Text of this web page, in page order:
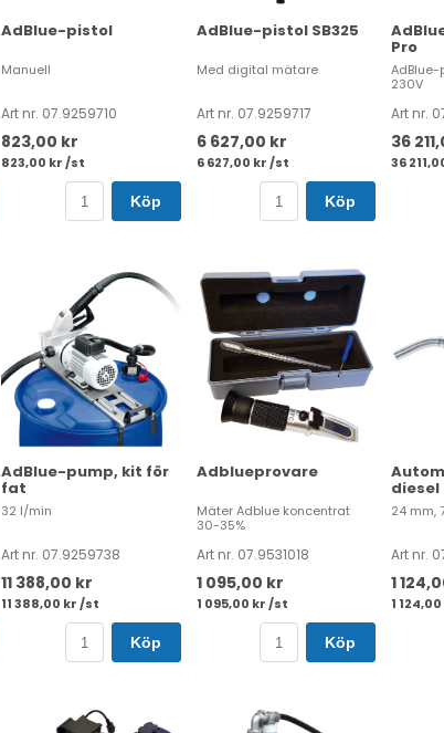
AdBlue-pistol
Manuell
Art nr. 07.9259710
823,00 kr
823,00 kr /st
Köp
AdBlue-pistol SB325
Med digital mätare
Art nr. 07.9259717
6 627,00 kr
6 627,00 kr /st
Köp
Pro
AdBlue-
230V
Art nr.
36
36
AdBlue-pump, kit för
fat
32 l/min
Art nr. 07.9259738
11 388,00 kr
11 388,00 kr /st
Köp
Adblueprovare
Mäter Adblue koncentrat
30-35%
Art nr. 07.9531018
1 095,00 kr
1 095,00 kr /st
Köp
diesel
24 mm,
Art nr.
1
1